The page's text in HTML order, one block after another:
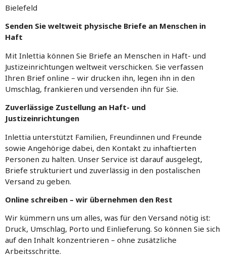
Bielefeld
Senden Sie weltweit physische Briefe an Menschen in
Haft
Mit Inlettia können Sie Briefe an Menschen in Haft- und
Justizeinrichtungen weltweit verschicken. Sie verfassen
Ihren Brief online – wir drucken ihn, legen ihn in den
Umschlag, frankieren und versenden ihn für Sie.
Zuverlässige Zustellung an Haft- und
Justizeinrichtungen
Inlettia unterstützt Familien, Freundinnen und Freunde
sowie Angehörige dabei, den Kontakt zu inhaftierten
Personen zu halten. Unser Service ist darauf ausgelegt,
Briefe strukturiert und zuverlässig in den postalischen
Versand zu geben.
Online schreiben – wir übernehmen den Rest
Wir kümmern uns um alles, was für den Versand nötig ist:
Druck, Umschlag, Porto und Einlieferung. So können Sie sich
auf den Inhalt konzentrieren – ohne zusätzliche
Arbeitsschritte.